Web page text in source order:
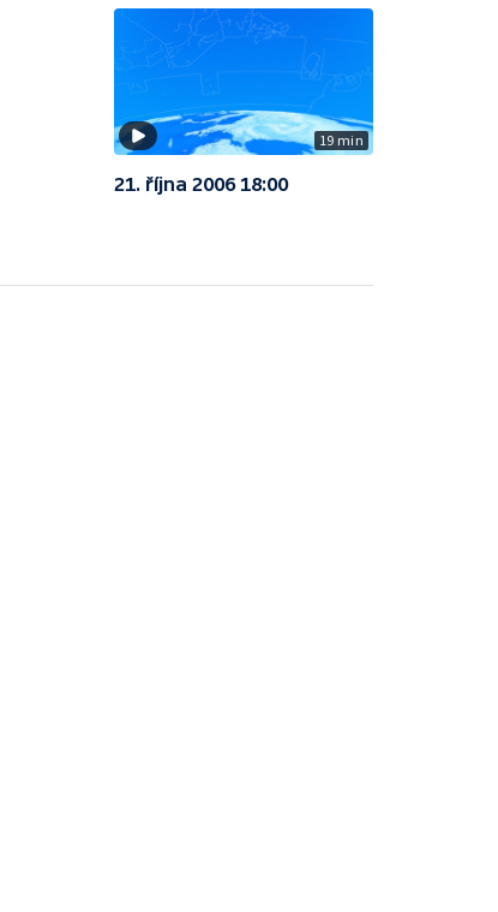
19 min
21. října 2006 18:00